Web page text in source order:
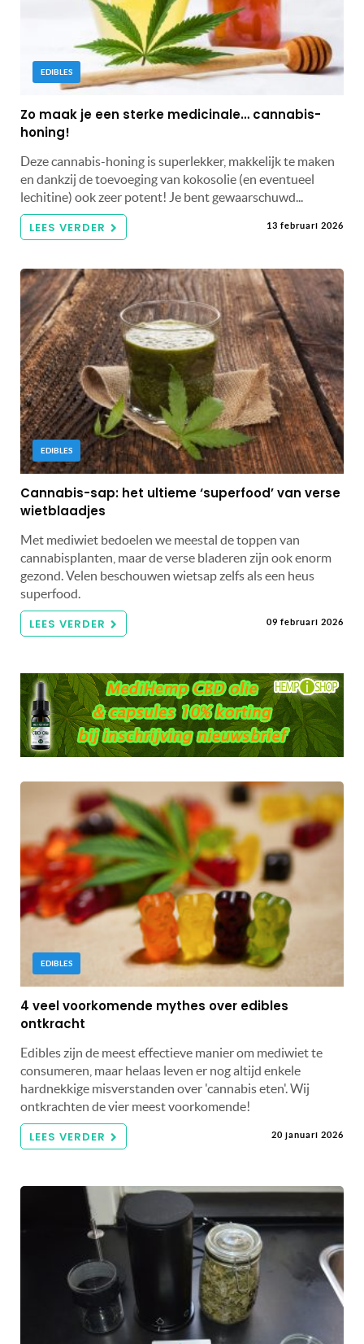
EDIBLES
Zo maak je een sterke medicinale… cannabis-
honing!
Deze cannabis-honing is superlekker, makkelijk te maken
en dankzij de toevoeging van kokosolie (en eventueel
lechitine) ook zeer potent! Je bent gewaarschuwd...
LEES VERDER 13 februari 2026
EDIBLES
Cannabis-sap: het ultieme ‘superfood’ van verse
wietblaadjes
Met mediwiet bedoelen we meestal de toppen van
cannabisplanten, maar de verse bladeren zijn ook enorm
gezond. Velen beschouwen wietsap zelfs als een heus
superfood.
LEES VERDER 09 februari 2026
EDIBLES
4 veel voorkomende mythes over edibles
ontkracht
Edibles zijn de meest effectieve manier om mediwiet te
consumeren, maar helaas leven er nog altijd enkele
hardnekkige misverstanden over 'cannabis eten'. Wij
ontkrachten de vier meest voorkomende!
LEES VERDER 20 januari 2026